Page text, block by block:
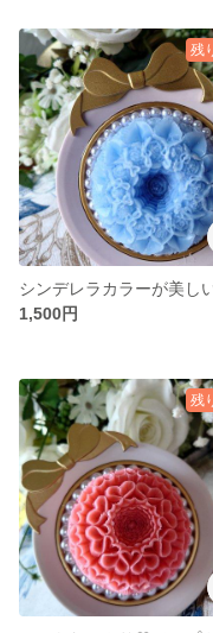
残
1,500円
残